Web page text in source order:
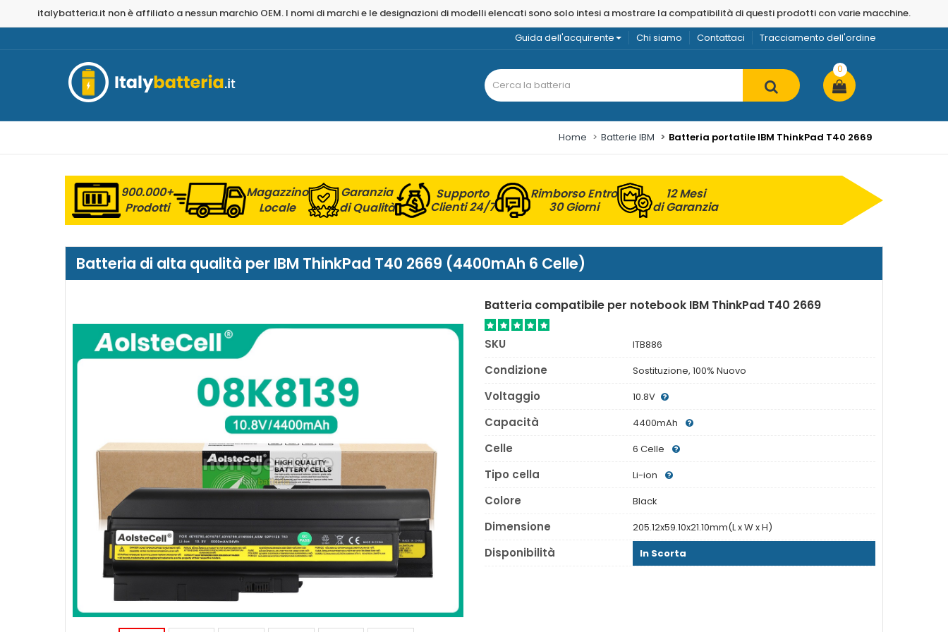
italybatteria.it non è affiliato a nessun marchio OEM. I nomi di marchi e le designazioni di modelli elencati sono solo intesi a mostrare la compatibilità di questi prodotti con varie macchine.
Tracciamento dell'ordine
Contattaci
Chi siamo
Guida dell'acquirente
0
Home Batterie IBM Batteria portatile IBM ThinkPad T40 2669
900.000+
Prodotti
Magazzino
Locale
Garanzia
di Qualità
Supporto
Clienti 24/7
Rimborso Entro
30 Giorni
12 Mesi
di Garanzia
Batteria di alta qualità per IBM ThinkPad T40 2669 (4400mAh 6 Celle)
Batteria compatibile per notebook IBM ThinkPad T40 2669
SKU ITB886
Condizione Sostituzione, 100% Nuovo
Voltaggio 10.8V
Capacità 4400mAh
Celle 6 Celle
Tipo cella Li-ion
Colore Black
Dimensione 205.12x59.10x21.10mm(L x W x H)
Disponibilità In Scorta